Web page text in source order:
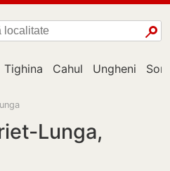
Tighina Cahul Ungheni
Lunga,